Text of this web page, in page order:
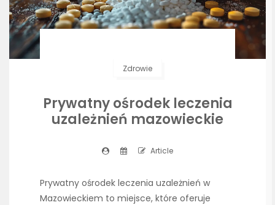
Zdrowie
Prywatny ośrodek leczenia
uzależnień mazowieckie
Article
Prywatny ośrodek leczenia uzależnień w
Mazowieckiem to miejsce, które oferuje